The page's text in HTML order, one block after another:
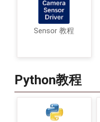
Sensor 教程
Python教程